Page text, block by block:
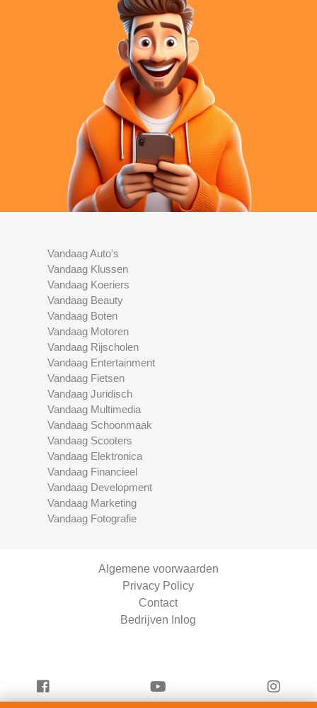
Vandaag Auto's
Vandaag Klussen
Vandaag Koeriers
Vandaag Beauty
Vandaag Boten
Vandaag Motoren
Vandaag Rijscholen
Vandaag Entertainment
Vandaag Fietsen
Vandaag Juridisch
Vandaag Multimedia
Vandaag Schoonmaak
Vandaag Scooters
Vandaag Elektronica
Vandaag Financieel
Vandaag Development
Vandaag Marketing
Vandaag Fotografie
Algemene voorwaarden
Privacy Policy
Contact
Bedrijven Inlog